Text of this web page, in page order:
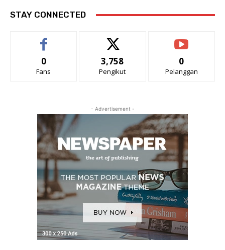
STAY CONNECTED
0
Fans
3,758
Pengikut
0
Pelanggan
- Advertisement -